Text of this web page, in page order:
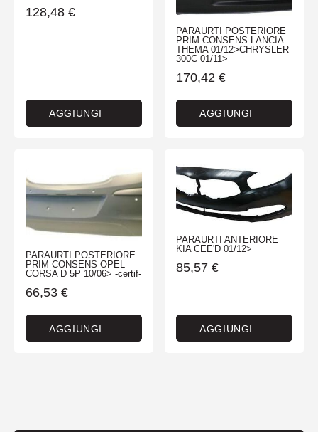
128,48 €
AGGIUNGI
PARAURTI POSTERIORE
PRIM CONSENS LANCIA
THEMA 01/12>CHRYSLER
300C 01/11>
170,42 €
AGGIUNGI
PARAURTI POSTERIORE
PRIM CONSENS OPEL
CORSA D 5P 10/06> -certif-
66,53 €
AGGIUNGI
PARAURTI ANTERIORE
KIA CEE'D 01/12>
85,57 €
AGGIUNGI